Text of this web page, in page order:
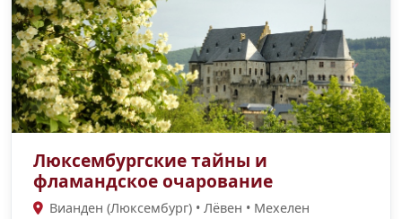
Люксембургские тайны и
фламандское очарование
Вианден (Люксембург) • Лёвен • Мехелен